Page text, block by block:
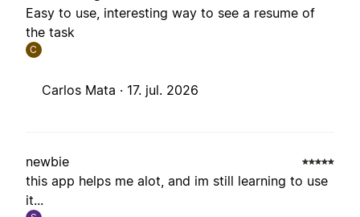
Easy to use, interesting way to see a resume of
the task
C
Carlos Mata · 17. jul. 2026
newbie
this app helps me alot, and im still learning to use
it...